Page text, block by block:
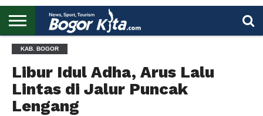
BOGOR
REGIONAL
NASIONAL
PENDIDIKAN
WISATA
OLAHRAGA
LAPORAN
PROFIL
KAB. BOGOR
Libur Idul Adha, Arus Lalu
Lintas di Jalur Puncak
Lengang